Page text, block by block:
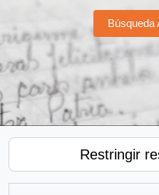
Búsqueda
Restringir